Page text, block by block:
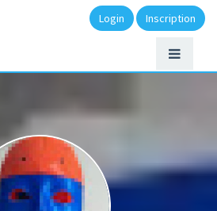
Login Inscription